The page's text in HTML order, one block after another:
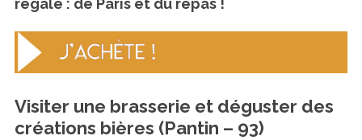
régalé : de Paris et du repas !
Visiter une brasserie et déguster des
créations bières (Pantin – 93)